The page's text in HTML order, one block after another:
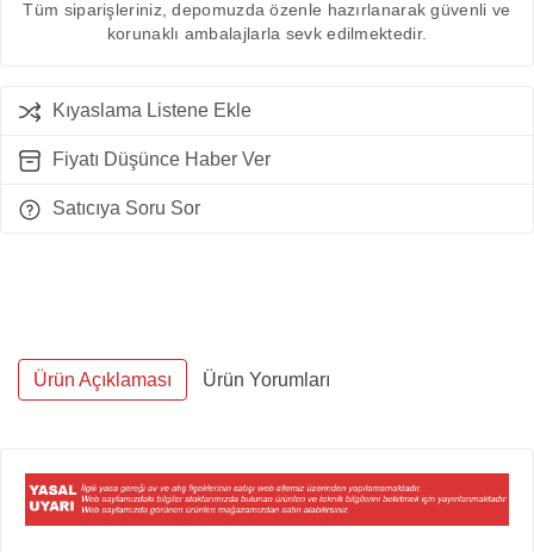
Tüm siparişleriniz, depomuzda özenle hazırlanarak güvenli ve
korunaklı ambalajlarla sevk edilmektedir.
Kıyaslama Listene Ekle
Fiyatı Düşünce Haber Ver
Satıcıya Soru Sor
Ürün Açıklaması Ürün Yorumları